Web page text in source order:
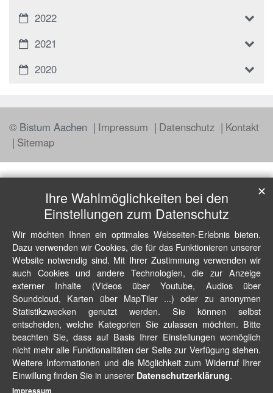
2022
2021
2020
© Bistum Aachen Impressum Datenschutz
Kontakt
Sitemap
Ihre Wahlmöglichkeiten bei den
Einstellungen zum Datenschutz
Wir möchten Ihnen ein optimales Webseiten-Erlebnis bieten.
Dazu verwenden wir Cookies, die für das Funktionieren unserer
Website notwendig sind. Mit Ihrer Zustimmung verwenden wir
auch Cookies und andere Technologien, die zur Anzeige
externer Inhalte (Videos über Youtube, Audios über
Soundcloud, Karten über MapTiler ...) oder zu anonymen
Statistikzwecken genutzt werden. Sie können selbst
entscheiden, welche Kategorien Sie zulassen möchten. Bitte
beachten Sie, dass auf Basis Ihrer Einstellungen womöglich
nicht mehr alle Funktionalitäten der Seite zur Verfügung stehen.
Weitere Informationen und die Möglichkeit zum Widerruf Ihrer
Einwillung finden Sie in unserer Datenschutzerklärung.
✕
Impressum